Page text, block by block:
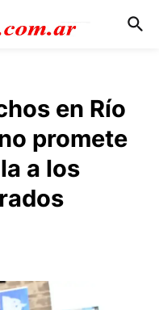
en Río
promete
a los